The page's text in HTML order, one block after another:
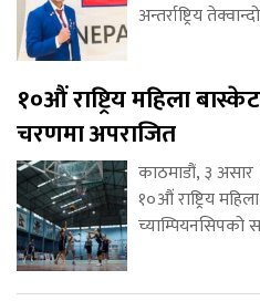
अन्तर्राष्ट्रिय
१०औं राष्ट्रिय महिला
चरणमा अपराजित
काठमाडौं, ३
१०औं राष्ट्रिय